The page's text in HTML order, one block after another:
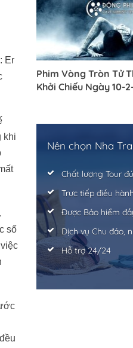
Er
khi
số
Phim Vòng Tròn Tử
Khởi Chiếu Ngày 10-
Nên chọn Nha
Chất lượng Tour
Trực tiếp điều
Được Bảo hiểm
Dịch vụ Chu đáo,
Hỗ trợ 24/24